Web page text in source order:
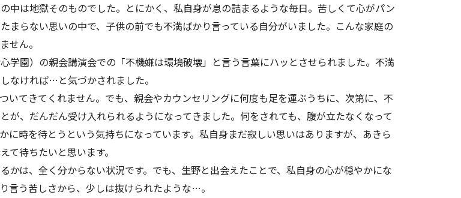
中は地獄そのものでした。とにかく、私自身が息の詰まるような毎日。苦しくて心がパン
まらない思いの中で、子供の前でも不満ばかり言っている自分がいました。こんな家庭の
せん。
学園）の親会講演会での「不機嫌は環境破壊」と言う言葉にハッとさせられました。不満
なければ…と気づかされました。
いてきてくれません。でも、親会やカウンセリングに何度も足を運ぶうちに、次第に、不
が、だんだん受け入れられるようになってきました。何をされても、腹が立たなくなって
に時を待とうという気持ちになっています。私自身まだ寂しい思いはありますが、あきら
て待ちたいと思います。
かは、全く分からない状況です。でも、生野と出会えたことで、私自身の心が穏やかにな
言う苦しさから、少しは抜けられたような…。